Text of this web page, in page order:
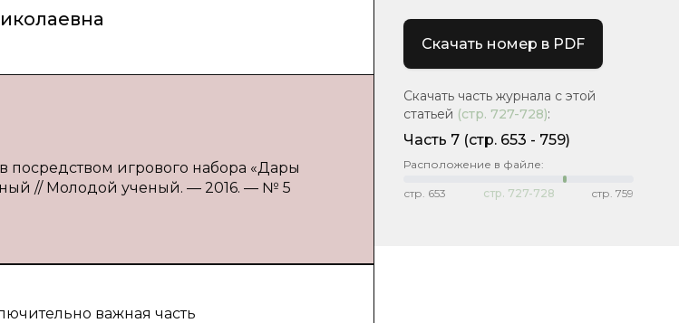
игрового набора «Дары
// Молодой ученый. — 2016. — № 5
важная часть
Скачать номер в PDF
Скачать часть журнала с этой
статьей (стр. 727-728):
Часть 7 (cтр. 653 - 759)
Расположение в файле:
стр. 653 стр. 727-728 стр. 759